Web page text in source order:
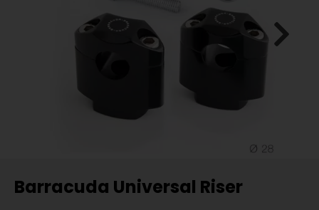
Barracuda Universal Riser